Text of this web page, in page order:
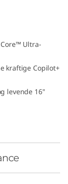
Core™ Ultra-
kraftige Copilot+
levende 16"